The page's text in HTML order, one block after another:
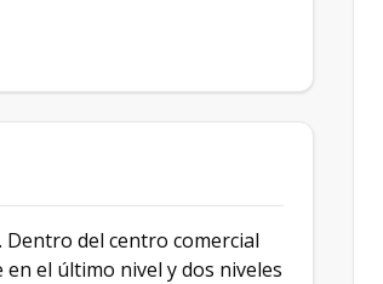
Dentro del centro comercial
el último nivel y dos niveles